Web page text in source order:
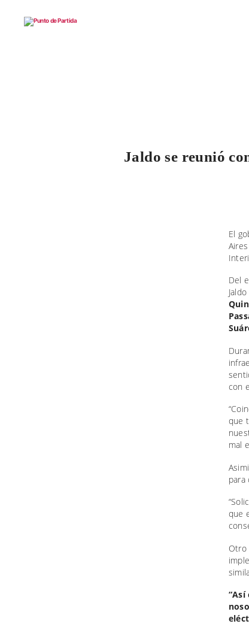
Jaldo se reunió
El
Del
con
que
mal
para
que
Otro
“Así